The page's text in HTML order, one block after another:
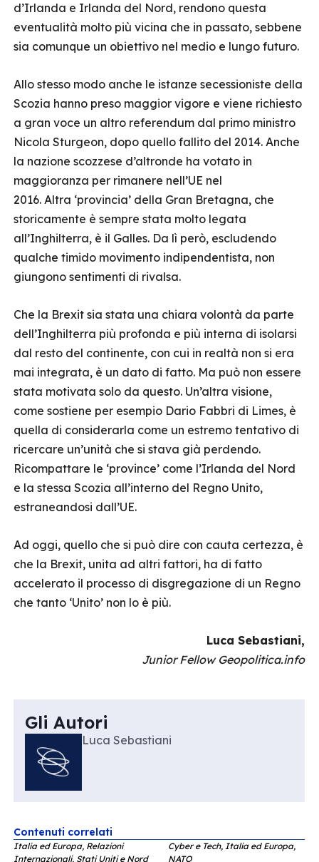
d’Irlanda e Irlanda del Nord, rendono questa
eventualità molto più vicina che in passato, sebbene
sia comunque un obiettivo nel medio e lungo futuro.
Allo stesso modo anche le istanze secessioniste della
Scozia hanno preso maggior vigore e viene richiesto
a gran voce un altro referendum dal primo ministro
Nicola Sturgeon, dopo quello fallito del 2014. Anche
la nazione scozzese d’altronde ha votato in
maggioranza per rimanere nell’UE nel
2016. Altra ‘provincia’ della Gran Bretagna, che
storicamente è sempre stata molto legata
all’Inghilterra, è il Galles. Da lì però, escludendo
qualche timido movimento indipendentista, non
giungono sentimenti di rivalsa.
Che la Brexit sia stata una chiara volontà da parte
dell’Inghilterra più profonda e più interna di isolarsi
dal resto del continente, con cui in realtà non si era
mai integrata, è un dato di fatto. Ma può non essere
stata motivata solo da questo. Un’altra visione,
come sostiene per esempio Dario Fabbri di Limes, è
quella di considerarla come un estremo tentativo di
ricercare un’unità che si stava già perdendo.
Ricompattare le ‘province’ come l’Irlanda del Nord
e la stessa Scozia all’interno del Regno Unito,
estraneandosi dall’UE.
Ad oggi, quello che si può dire con cauta certezza, è
che la Brexit, unita ad altri fattori, ha di fatto
accelerato il processo di disgregazione di un Regno
che tanto ‘Unito’ non lo è più.
Luca Sebastiani,
Junior Fellow Geopolitica.info
Gli Autori
Luca Sebastiani
Contenuti correlati
Italia ed Europa, Relazioni
Internazionali, Stati Uniti e Nord
Cyber e Tech, Italia ed Europa,
NATO